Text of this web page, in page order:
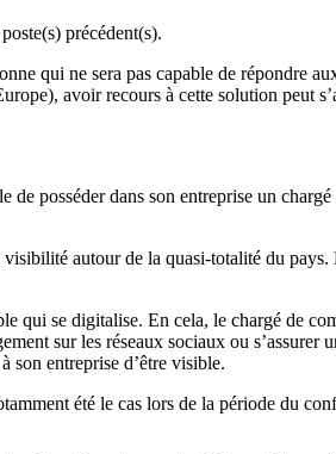
précédent(s).
qui ne sera pas capable de répondre
avoir recours à cette solution peut
posséder dans son entreprise un
autour de la quasi-totalité du
qui se digitalise. En cela, le chargé de
sur les réseaux sociaux ou s’assurer
son entreprise d’être visible.
été le cas lors de la période du